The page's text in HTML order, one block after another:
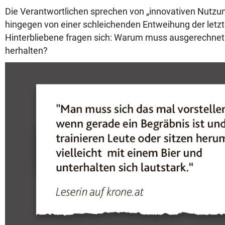
Die Verantwortlichen sprechen von „innovativen
hingegen von einer schleichenden Entweihung der
Hinterbliebene fragen sich: Warum muss
herhalten?